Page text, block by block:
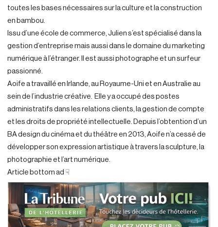
toutes les bases nécessaires sur la culture et la construction
en bambou.
Issu d’une école de commerce, Julien s’est spécialisé dans la
gestion d’entreprise mais aussi dans le domaine du marketing
numérique à l’étranger. Il est aussi photographe et un surfeur
passionné.
Aoife a travaillé en Irlande, au Royaume-Uni et en Australie au
sein de l’industrie créative. Elle y a occupé des postes
administratifs dans les relations clients, la gestion de compte
et les droits de propriété intellectuelle. Depuis l’obtention d’un
BA design du cinéma et du théâtre en 2013, Aoife n’a cessé de
développer son expression artistique à travers la sculpture, la
photographie et l’art numérique.
Article bottom ad ☟